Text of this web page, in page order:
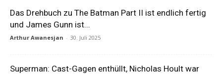
Das Drehbuch zu The Batman Part II ist endlich fertig
und James Gunn ist...
Arthur Awanesjan - 30. Juli 2025
Superman: Cast-Gagen enthüllt, Nicholas Hoult war